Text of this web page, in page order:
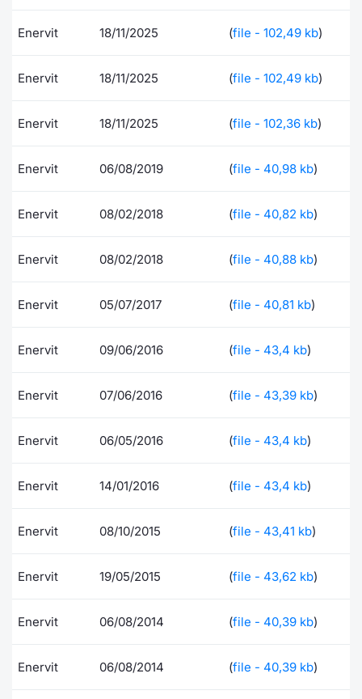
Enervit 18/11/2025 (file - 102,49 kb)
Enervit 18/11/2025 (file - 102,49 kb)
Enervit 18/11/2025 (file - 102,36 kb)
Enervit 06/08/2019 (file - 40,98 kb)
Enervit 08/02/2018 (file - 40,82 kb)
Enervit 08/02/2018 (file - 40,88 kb)
Enervit 05/07/2017 (file - 40,81 kb)
Enervit 09/06/2016 (file - 43,4 kb)
Enervit 07/06/2016 (file - 43,39 kb)
Enervit 06/05/2016 (file - 43,4 kb)
Enervit 14/01/2016 (file - 43,4 kb)
Enervit 08/10/2015 (file - 43,41 kb)
Enervit 19/05/2015 (file - 43,62 kb)
Enervit 06/08/2014 (file - 40,39 kb)
Enervit 06/08/2014 (file - 40,39 kb)
Documenti Per
Opzioni
Opzioni
KID/
Milan
Notizie
Notizie e Formazione Servizi